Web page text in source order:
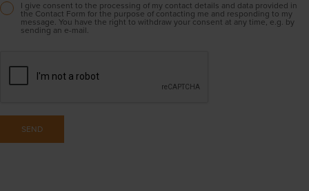
I give consent to the processing of my contact details and data provided in
the Contact Form for the purpose of contacting me and responding to my
message. You have the right to withdraw your consent at any time, e.g. by
sending an e-mail.